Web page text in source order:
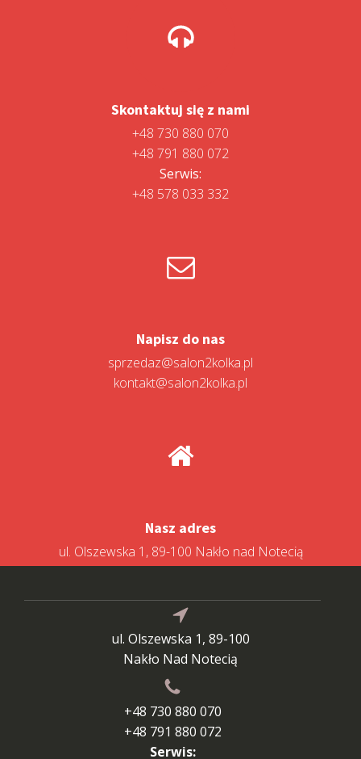
Skontaktuj się z nami
+48 730 880 070
+48 791 880 072
Serwis:
+48 578 033 332
Napisz do nas
sprzedaz@salon2kolka.pl
kontakt@salon2kolka.pl
Nasz adres
ul. Olszewska 1, 89-100 Nakło nad Notecią
ul. Olszewska 1, 89-100
Nakło Nad Notecią
+48 730 880 070
+48 791 880 072
Serwis: